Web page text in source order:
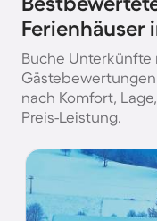
Ferienhäuser
Buche
nach Komfort,
Preis-Leistung.